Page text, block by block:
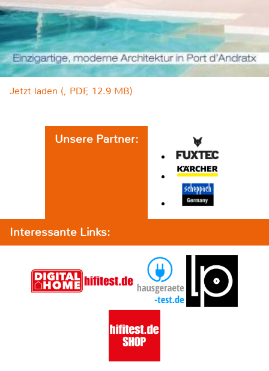
Jetzt laden (, PDF, 12.9 MB)
Unsere Partner:
Interessante Links: